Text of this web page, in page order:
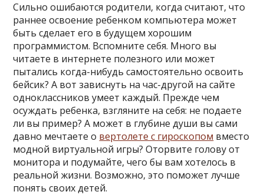
Сильно ошибаются родители, когда считают, что
раннее освоение ребенком компьютера может
быть сделает его в будущем хорошим
программистом. Вспомните себя. Много вы
читаете в интернете полезного или может
пытались когда-нибудь самостоятельно освоить
бейсик? А вот зависнуть на час-другой на сайте
одноклассников умеет каждый. Прежде чем
осуждать ребенка, взгляните на себя: не подаете
ли вы пример? А может в глубине души вы сами
давно мечтаете о вертолете с гироскопом вместо
модной виртуальной игры? Оторвите голову от
монитора и подумайте, чего бы вам хотелось в
реальной жизни. Возможно, это поможет лучше
понять своих детей.